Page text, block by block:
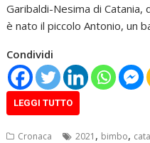
Garibaldi-Nesima di
è nato il piccolo Antonio, un
Condividi
LEGGI TUTTO
Cronaca 2021 , bimbo,